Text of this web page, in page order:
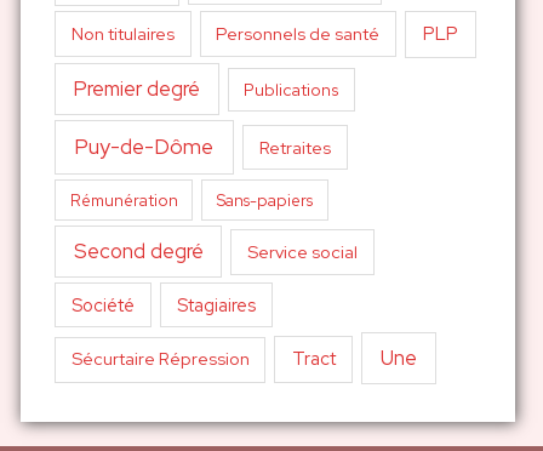
Non titulaires Personnels de santé PLP
Premier degré Publications
Puy-de-Dôme Retraites
Rémunération Sans-papiers
Second degré Service social
Société Stagiaires
Sécurtaire Répression Tract Une